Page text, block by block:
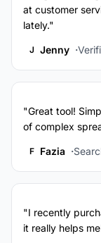
at customer
lately."
J Jenny
"Great tool!
of complex
F Fazia
"I recently
it really helps